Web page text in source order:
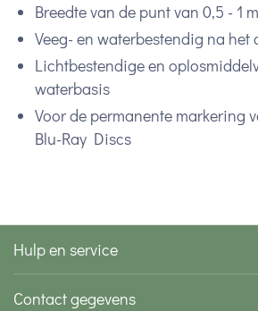
Breedte van de punt van 0,5 - 1
Veeg- en waterbestendig na het
Lichtbestendige en
waterbasis
Voor de permanente markering
Blu-Ray Discs
Hulp en service
Contact gegevens